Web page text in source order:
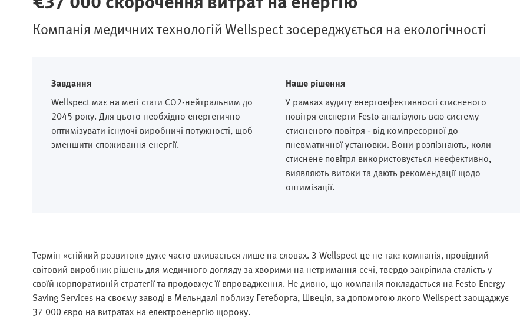
Компанія медичних технологій Wellspect зосереджується на екологічності
Завдання
Wellspect має на меті стати CO2-нейтральним до
2045 року. Для цього необхідно енергетично
оптимізувати існуючі виробничі потужності, щоб
зменшити споживання енергії.
Наше рішення
У рамках аудиту енергоефективності стисненого
повітря експерти Festo аналізують всю систему
стисненого повітря - від компресорної до
пневматичної установки. Вони розпізнають, коли
стиснене повітря використовується неефективно,
виявляють витоки та дають рекомендації щодо
оптимізації.
Термін «стійкий розвиток» дуже часто вживається лише на словах. З Wellspect це не так: компанія, провідний
світовий виробник рішень для медичного догляду за хворими на нетримання сечі, твердо закріпила сталість у
своїй корпоративній стратегії та продовжує її впровадження. Не дивно, що компанія покладається на Festo Energy
Saving Services на своєму заводі в Мельндалі поблизу Гетеборга, Швеція, за допомогою якого Wellspect заощаджує
37 000 євро на витратах на електроенергію щороку.